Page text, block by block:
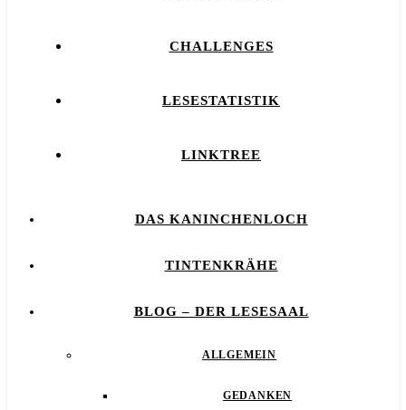
CHALLENGES
LESESTATISTIK
LINKTREE
DAS KANINCHENLOCH
TINTENKRÄHE
BLOG – DER LESESAAL
ALLGEMEIN
GEDANKEN